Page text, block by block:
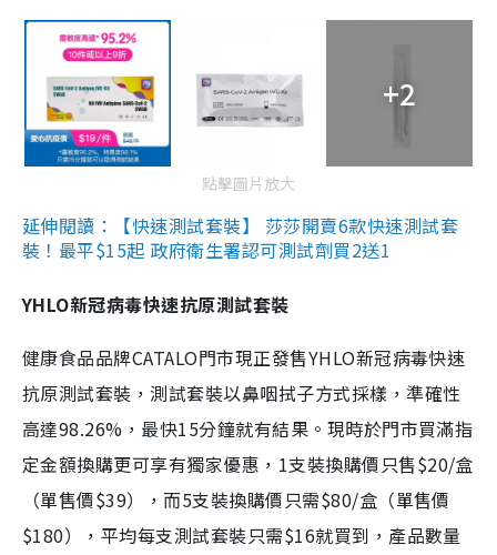
+2
點擊圖片放大
延伸閱讀：【快速測試套裝】 莎莎開賣6款快速測試套
裝！最平$15起 政府衛生署認可測試劑買2送1
YHLO新冠病毒快速抗原測試套裝
健康食品品牌CATALO門市現正發售YHLO新冠病毒快速
抗原測試套裝，測試套裝以鼻咽拭子方式採樣，準確性
高達98.26%，最快15分鐘就有結果。現時於門市買滿指
定金額換購更可享有獨家優惠，1支裝換購價只售$20/盒
（單售價$39），而5支裝換購價只需$80/盒（單售價
$180），平均每支測試套裝只需$16就買到，產品數量